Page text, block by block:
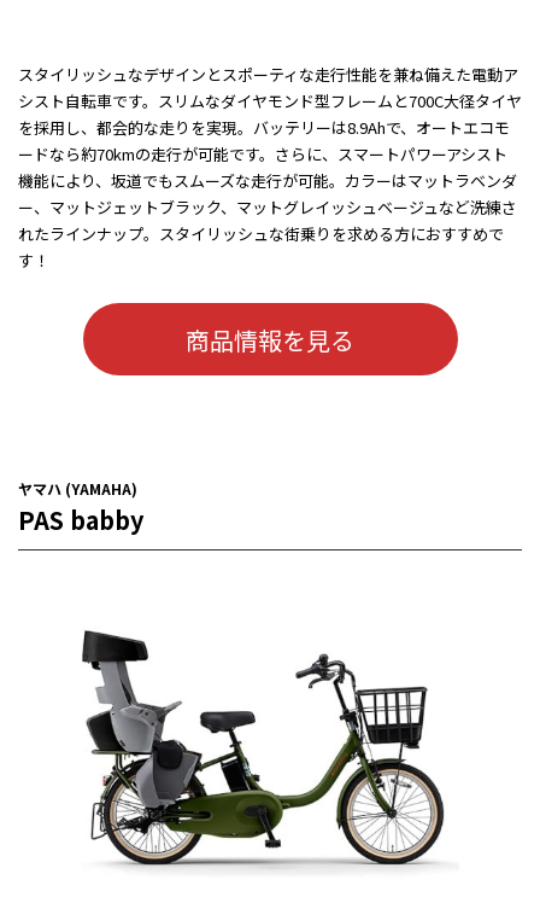
スタイリッシュなデザインとスポーティな走行性能を兼ね備えた電動ア
シスト自転車です。スリムなダイヤモンド型フレームと700C大径タイヤ
を採用し、都会的な走りを実現。バッテリーは8.9Ahで、オートエコモ
ードなら約70kmの走行が可能です。さらに、スマートパワーアシスト
機能により、坂道でもスムーズな走行が可能。カラーはマットラベンダ
ー、マットジェットブラック、マットグレイッシュベージュなど洗練さ
れたラインナップ。スタイリッシュな街乗りを求める方におすすめで
す！
商品情報を見る
ヤマハ (YAMAHA)
PAS babby